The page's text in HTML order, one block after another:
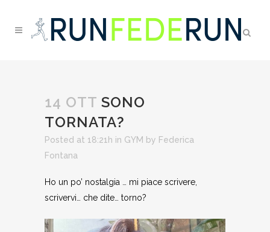
14 OTT SONO
TORNATA?
Posted at 18:21h in GYM by Federica
Fontana
Ho un po’ nostalgia … mi piace scrivere,
scrivervi… che dite… torno?